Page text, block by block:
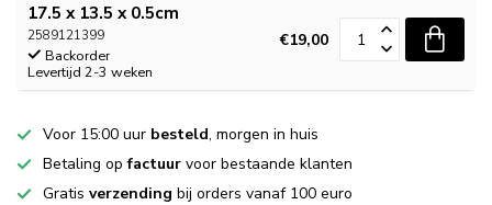
17.5 x 13.5 x 0.5cm
2589121399
Backorder
Levertijd 2-3 weken
€19,00
Voor 15:00 uur besteld, morgen in huis
Betaling opfactuur voor bestaande klanten
Gratis verzending bij orders vanaf 100 euro